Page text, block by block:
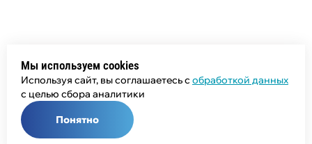
Мы используем cookies
Используя сайт, вы соглашаетесь с обработкой данных
с целью сбора аналитики
Понятно